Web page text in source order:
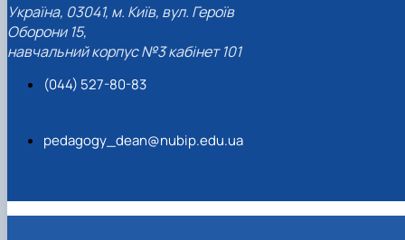
Україна, 03041, м. Київ, вул. Героїв
Оборони 15,
навчальний корпус №3 кабінет 101
(044) 527-80-83
pedagogy_dean@nubip.edu.ua